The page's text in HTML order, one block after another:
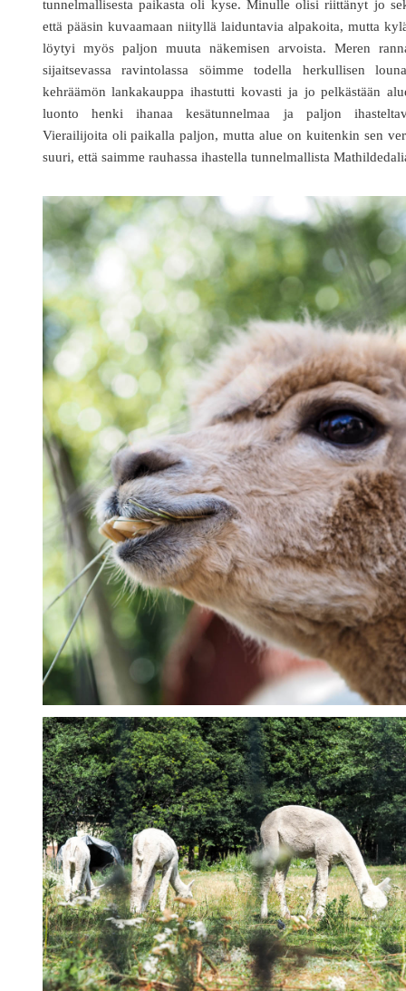
tunnelmallisesta paikasta oli kyse. Minulle olisi riittänyt jo
että pääsin kuvaamaan niityllä laiduntavia alpakoita, mutta
löytyi myös paljon muuta näkemisen arvoista. Meren
sijaitsevassa ravintolassa söimme todella herkullisen
kehräämön lankakauppa ihastutti kovasti ja jo pelkästään
luonto henki ihanaa kesätunnelmaa ja paljon
Vierailijoita oli paikalla paljon, mutta alue on kuitenkin sen
suuri, että saimme rauhassa ihastella tunnelmallista